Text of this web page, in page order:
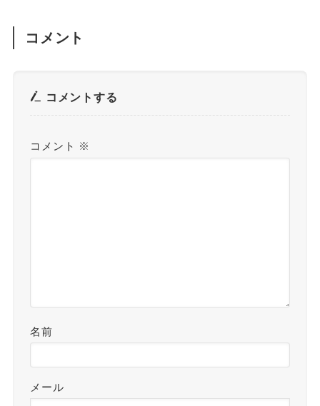
コメント
コメントする
コメント ※
名前
メール